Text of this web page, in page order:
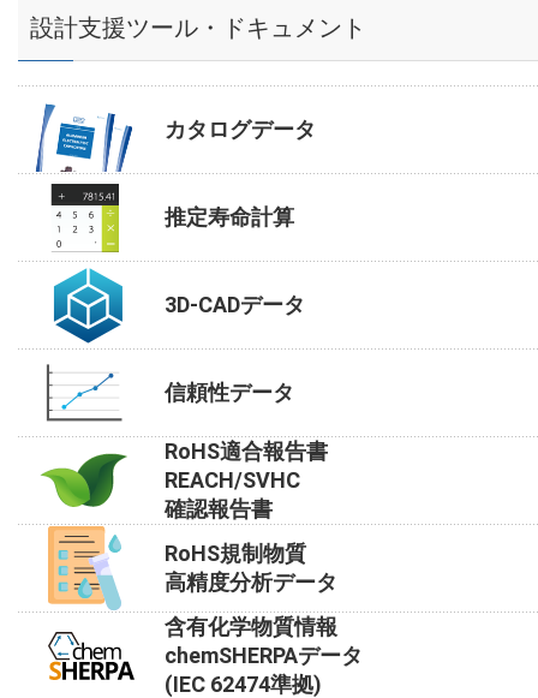
設計支援ツール・ドキュメント
カタログデータ
推定寿命計算
3D-CADデータ
信頼性データ
RoHS適合報告書
REACH/SVHC
確認報告書
RoHS規制物質
高精度分析データ
含有化学物質情報
chemSHERPAデータ
(IEC 62474準拠)